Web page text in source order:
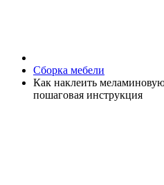
Сборка мебели
Как наклеить
пошаговая инструкция